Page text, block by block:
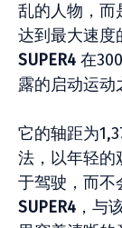
乱的人物，而
达到最大速
SUPER4 在
露的启动运动
它的轴距为
法，以年轻的
于驾驶，而不
SUPER4 ，与